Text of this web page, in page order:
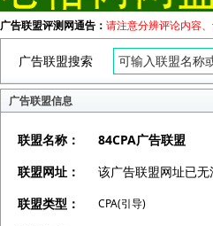
广告联盟评测网通告： 请注意分辨评论内容
广告联盟搜索
广告联盟信息
联盟名称：
84CPA广告联盟
联盟网址：
该广告联盟网址已无
联盟类型：
CPA(引导)